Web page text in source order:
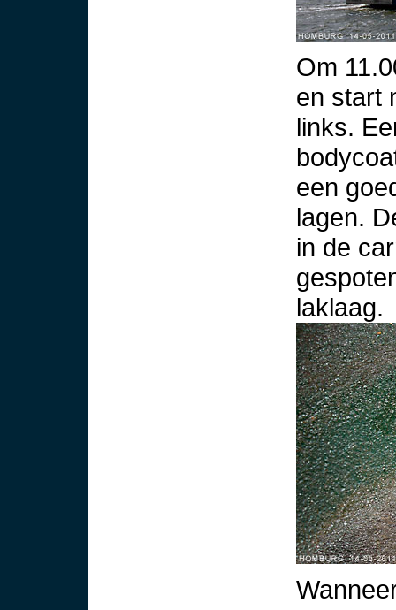
Om
en start
links.
een
lagen.
in de
laklaag.